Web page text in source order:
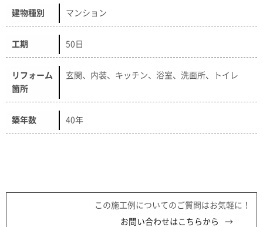
建物種別 マンション
工期 50日
リフォーム
箇所
玄関、内装、キッチン、浴室、洗面所、トイレ
築年数 40年
この施工例についてのご質問はお気軽に！
お問い合わせはこちらから